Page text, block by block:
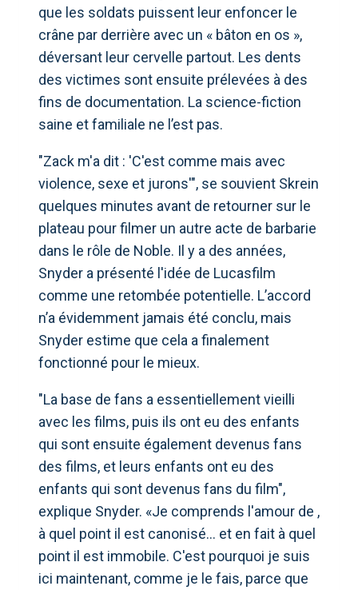
que les soldats puissent leur enfoncer le
crâne par derrière avec un « bâton en os »,
déversant leur cervelle partout. Les dents
des victimes sont ensuite prélevées à des
fins de documentation. La science-fiction
saine et familiale ne l’est pas.
"Zack m'a dit : 'C'est comme mais avec
violence, sexe et jurons'", se souvient Skrein
quelques minutes avant de retourner sur le
plateau pour filmer un autre acte de barbarie
dans le rôle de Noble. Il y a des années,
Snyder a présenté l'idée de Lucasfilm
comme une retombée potentielle. L’accord
n’a évidemment jamais été conclu, mais
Snyder estime que cela a finalement
fonctionné pour le mieux.
"La base de fans a essentiellement vieilli
avec les films, puis ils ont eu des enfants
qui sont ensuite également devenus fans
des films, et leurs enfants ont eu des
enfants qui sont devenus fans du film",
explique Snyder. «Je comprends l'amour de ,
à quel point il est canonisé… et en fait à quel
point il est immobile. C'est pourquoi je suis
ici maintenant, comme je le fais, parce que